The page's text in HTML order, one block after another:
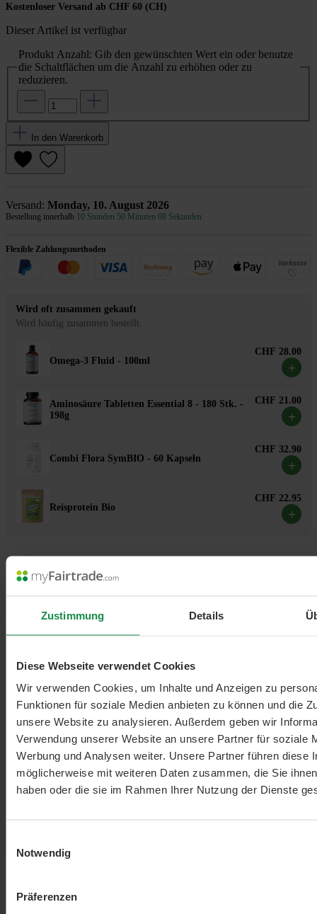
Zustimmung Details
Diese Webseite verwendet Cookies
Wir verwenden Cookies, um Inhalte und Anzeigen zu
Funktionen für soziale Medien anbieten zu können und die
unsere Website zu analysieren. Außerdem geben wir
Verwendung unserer Website an unsere Partner für soziale
Werbung und Analysen weiter. Unsere Partner führen diese
möglicherweise mit weiteren Daten zusammen, die Sie
haben oder die sie im Rahmen Ihrer Nutzung der Dienste
Notwendig
Präferenzen
Kostenloser Versand ab CHF 60 (CH)
Dieser Artikel ist verfügbar
Produkt Anzahl: Gib den gewünschten Wert ein oder benutze
die Schaltflächen um die Anzahl zu erhöhen oder zu
reduzieren.
In den Warenkorb
Versand: Monday, 10. August 2026
Bestellung innerhalb 10 Stunden 50 Minuten 08 Sekunden
Flexible Zahlungsmethoden
Wird oft zusammen gekauft
Wird häufig zusammen bestellt.
Omega-3 Fluid - 100ml
CHF 28.00
+
Aminosäure Tabletten Essential 8 - 180 Stk. -
198g
CHF 21.00
+
Combi Flora SymBIO - 60 Kapseln
CHF 32.90
+
Reisprotein Bio
CHF 22.95
+
Diese veganen, kohlenhydratfreien Fettucine aus der Konjakwurzel
Wird oft zusammen gekauft
Omega-3 Fluid - 100ml +
198g
CHF 21.00
+
Combi Flora SymBIO - 60 Kapseln
CHF 32.90
+
Schlemmen ohne Reue - Konjak Fettuccine sind nicht nur